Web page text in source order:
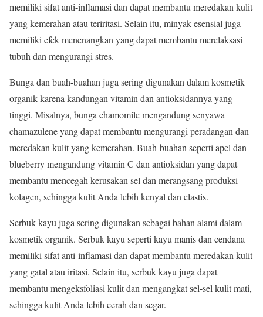
memiliki sifat anti-inflamasi dan dapat membantu meredakan kulit
yang kemerahan atau teriritasi. Selain itu, minyak esensial juga
memiliki efek menenangkan yang dapat membantu merelaksasi
tubuh dan mengurangi stres.
Bunga dan buah-buahan juga sering digunakan dalam kosmetik
organik karena kandungan vitamin dan antioksidannya yang
tinggi. Misalnya, bunga chamomile mengandung senyawa
chamazulene yang dapat membantu mengurangi peradangan dan
meredakan kulit yang kemerahan. Buah-buahan seperti apel dan
blueberry mengandung vitamin C dan antioksidan yang dapat
membantu mencegah kerusakan sel dan merangsang produksi
kolagen, sehingga kulit Anda lebih kenyal dan elastis.
Serbuk kayu juga sering digunakan sebagai bahan alami dalam
kosmetik organik. Serbuk kayu seperti kayu manis dan cendana
memiliki sifat anti-inflamasi dan dapat membantu meredakan kulit
yang gatal atau iritasi. Selain itu, serbuk kayu juga dapat
membantu mengeksfoliasi kulit dan mengangkat sel-sel kulit mati,
sehingga kulit Anda lebih cerah dan segar.